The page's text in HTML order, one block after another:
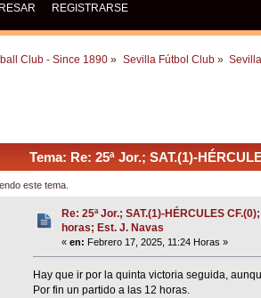
REGISTRARSE
Club - Since 1890 » Sevilla Fútbol Club»
Tema: Re: 25ª Jor.; SAT.(1)-
este tema.
Re: 25ª Jor.; SAT.(1)-HÉRCULES
horas; Est. J. Navas
«en: Febrero 17, 2025, 11:24 Horas »
Hay que ir por la quinta victoria seguida,
Por fin un partido a las 12 horas.